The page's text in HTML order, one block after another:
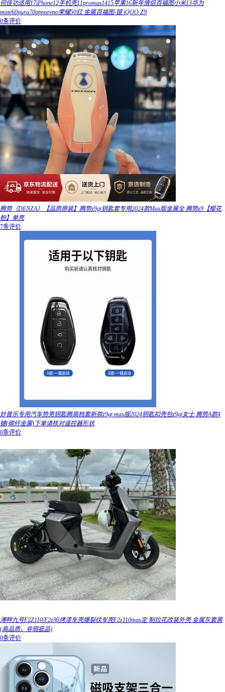
何佳功适用17iPhone12手机壳11promax1415苹果16新年情侣百福图小米13华为
mate60pura70opporeno荣耀50红 金属百福图-银 iQOO Z9
0条评价
腾势（DENZA）【品质原装】腾势z9gt钥匙套专用2024款Max版金属全 腾势z9【樱花
粉】单壳
7条评价
妙普乐专用汽车势男钥匙腾高档套新款z9gt max版2024钥匙扣壳包z9gt女士 腾势A款4
键(碳纤金属)下单请核对遥控器形状
0条评价
溥畔九号F2Z110/F2z90烤漆车壳爆裂纹车壳F2z110max定 制拉花改装外壳 金属灰套黑
(高品质，非瑕疵品)
0条评价